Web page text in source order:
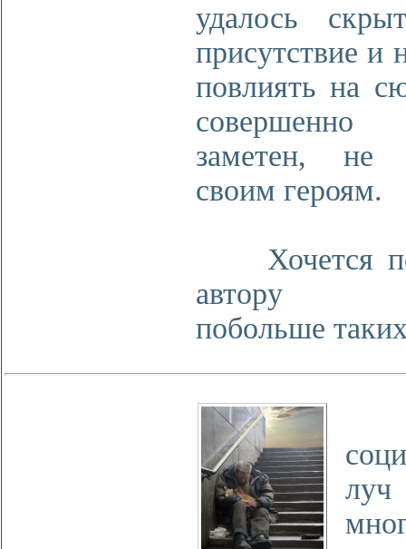
удалось
присутствие и
повлиять на
заметен, не
своим героям.
Хочется
автору
побольше